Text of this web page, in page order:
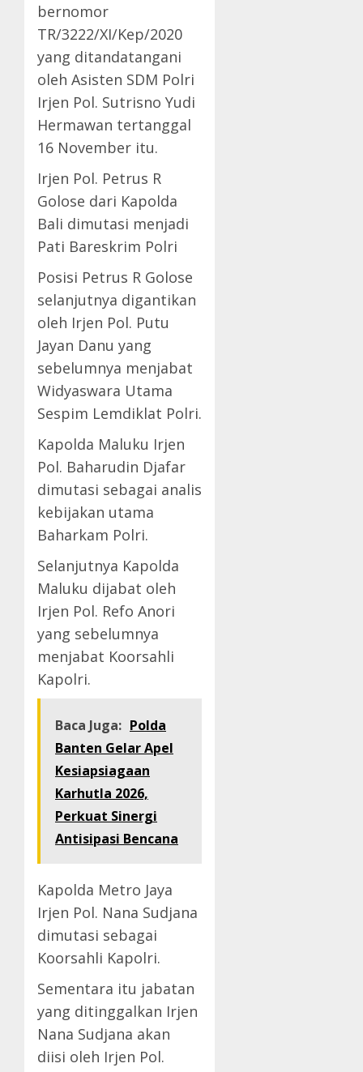
bernomor
TR/3222/XI/Kep/2020
yang ditandatangani
oleh Asisten SDM Polri
Irjen Pol. Sutrisno Yudi
Hermawan tertanggal
16 November itu.
Irjen Pol. Petrus R
Golose dari Kapolda
Bali dimutasi menjadi
Pati Bareskrim Polri
Posisi Petrus R Golose
selanjutnya digantikan
oleh Irjen Pol. Putu
Jayan Danu yang
sebelumnya menjabat
Widyaswara Utama
Sespim Lemdiklat Polri.
Kapolda Maluku Irjen
Pol. Baharudin Djafar
dimutasi sebagai analis
kebijakan utama
Baharkam Polri.
Selanjutnya Kapolda
Maluku dijabat oleh
Irjen Pol. Refo Anori
yang sebelumnya
menjabat Koorsahli
Kapolri.
Baca Juga: Polda
Banten Gelar Apel
Kesiapsiagaan
Karhutla 2026,
Perkuat Sinergi
Antisipasi Bencana
Kapolda Metro Jaya
Irjen Pol. Nana Sudjana
dimutasi sebagai
Koorsahli Kapolri.
Sementara itu jabatan
yang ditinggalkan Irjen
Nana Sudjana akan
diisi oleh Irjen Pol.